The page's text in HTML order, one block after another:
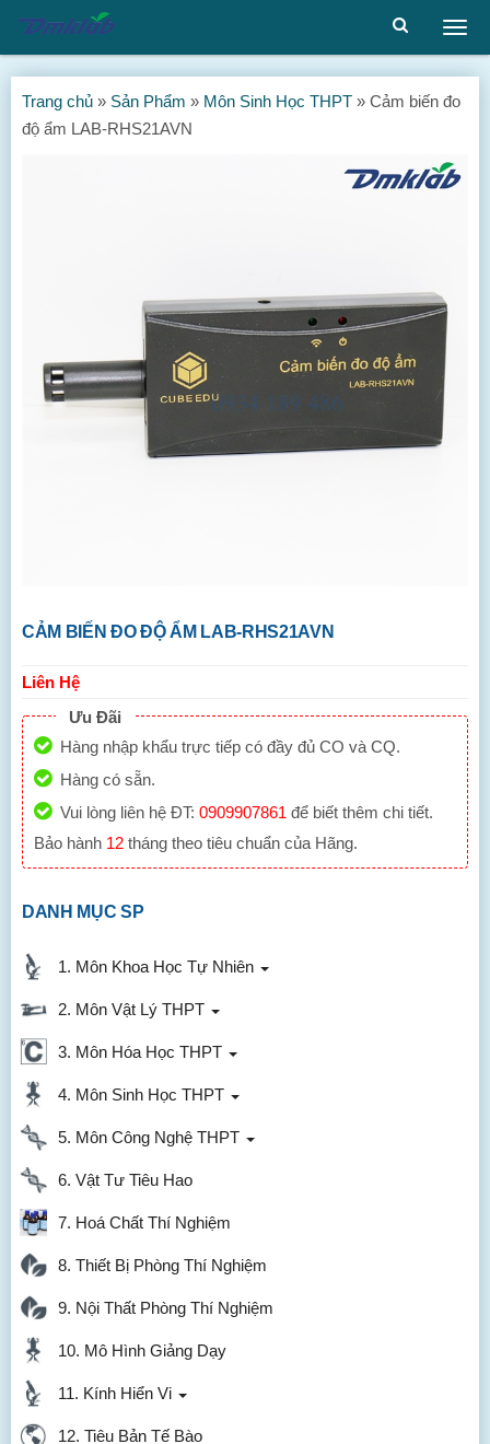
Trang chủ » Sản Phẩm » Môn Sinh Học THPT » Cảm biến đo
độ ẩm LAB-RHS21AVN
CẢM BIẾN ĐO ĐỘ ẨM LAB-RHS21AVN
Liên Hệ
Ưu Đãi
Hàng nhập khẩu trực tiếp có đầy đủ CO và CQ.
Hàng có sẵn.
Vui lòng liên hệ ĐT: 0909907861 để biết thêm chi tiết.
Bảo hành 12 tháng theo tiêu chuẩn của Hãng.
DANH MỤC SP
1. Môn Khoa Học Tự Nhiên
2. Môn Vật Lý THPT
3. Môn Hóa Học THPT
4. Môn Sinh Học THPT
5. Môn Công Nghệ THPT
6. Vật Tư Tiêu Hao
7. Hoá Chất Thí Nghiệm
8. Thiết Bị Phòng Thí Nghiệm
9. Nội Thất Phòng Thí Nghiệm
10. Mô Hình Giảng Dạy
11. Kính Hiển Vi
12. Tiêu Bản Tế Bào